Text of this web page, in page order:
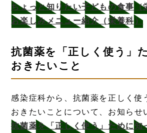
ちょっと知りたい子どもの食事（
お楽しみメニュー紹介（栄養科）
抗菌薬を「正しく使う」
おきたいこと
感染症科から、抗菌薬を正しく使
おきたいことについて、お知らせ
抗菌薬を「正しく使う」ために知